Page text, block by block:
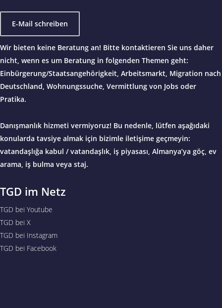
E-Mail schreiben
Wir bieten keine Beratung an! Bitte kontaktieren Sie uns daher
nicht, wenn es um Beratung in folgenden Themen geht:
Einbürgerung/Staatsangehörigkeit, Arbeitsmarkt, Migration nach
Deutschland, Wohnungssuche, Vermittlung von Jobs oder
Pratika.
Danışmanlık hizmeti vermiyoruz! Bu nedenle, lütfen aşağıdaki
konularda tavsiye almak için bizimle iletişime geçmeyin:
vatandaşlığa kabul / vatandaşlık, iş piyasası, Almanya’ya göç, ev
arama, iş bulma veya staj.
TGD im Netz
TGD bei Youtube
TGD bei X
TGD bei Instagram
TGD bei Facebook